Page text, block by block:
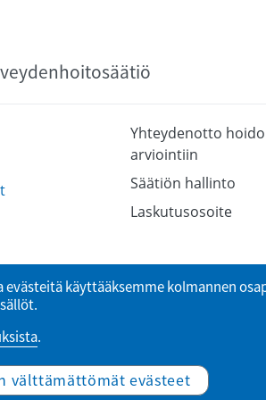
Yhteydenotto
arviointiin
Säätiön hallinto
Laskutusosoite
käyttääksemme kolmannen
.
välttämättömät evästeet